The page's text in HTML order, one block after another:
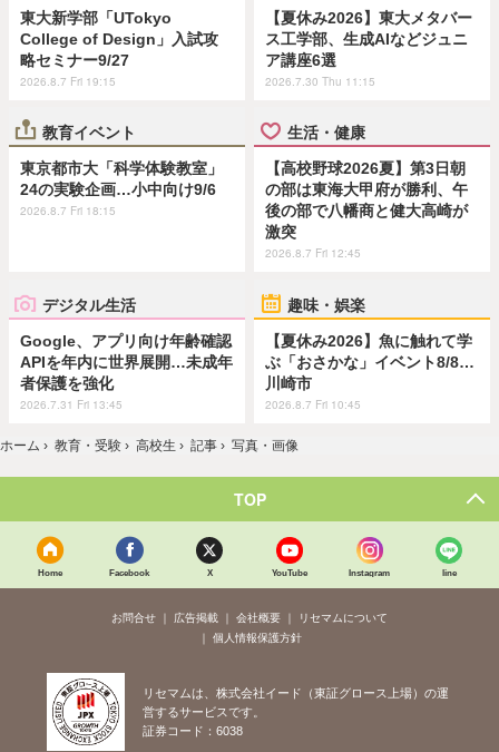
東大新学部「UTokyo
College of Design」入試攻
略セミナー9/27
2026.8.7 Fri 19:15
【夏休み2026】東大メタバー
ス工学部、生成AIなどジュニ
ア講座6選
2026.7.30 Thu 11:15
教育イベント
東京都市大「科学体験教室」
24の実験企画…小中向け9/6
2026.8.7 Fri 18:15
生活・健康
【高校野球2026夏】第3日朝
の部は東海大甲府が勝利、午
後の部で八幡商と健大高崎が
激突
2026.8.7 Fri 12:45
デジタル生活
Google、アプリ向け年齢確認
APIを年内に世界展開…未成年
者保護を強化
2026.7.31 Fri 13:45
趣味・娯楽
【夏休み2026】魚に触れて学
ぶ「おさかな」イベント8/8…
川崎市
2026.8.7 Fri 10:45
ホーム › 教育・受験 › 高校生 › 記事 › 写真・画像
TOP
Home Facebook X YouTube Instagram line
お問合せ 広告掲載 会社概要
リセマムについて
個人情報保護方針
リセマムは、株式会社イード（東証グロース上場）の運
営するサービスです。
証券コード：6038